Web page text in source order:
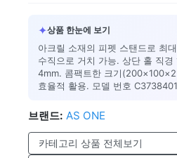
✦상품 한눈에 보기
아크릴 소재의 피펫 스탠드로 최
수직으로 거치 가능. 상단 홀 직경
4mm. 콤팩트한 크기
효율적 활용. 모델 번호
브랜드: AS ONE
카테고리 상품 전체보기